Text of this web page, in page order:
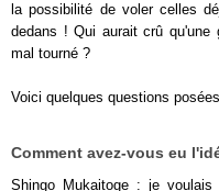
la possibilité de voler celles
dedans ! Qui aurait crû qu'une
mal tourné ?
Voici quelques questions
Comment avez-vous eu
Shingo Mukaitoge : je